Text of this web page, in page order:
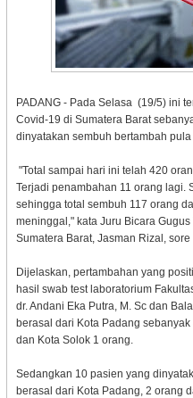
PADANG - Pada Selasa (19/5) ini
Covid-19 di Sumatera Barat
dinyatakan sembuh bertambah
"Total sampai hari ini telah 420
Terjadi penambahan 11 orang lagi.
sehingga total sembuh 117 orang
meninggal," kata Juru Bicara
Sumatera Barat, Jasman Rizal, sore
Dijelaskan, pertambahan yang
hasil swab test laboratorium
dr. Andani Eka Putra, M. Sc dan
berasal dari Kota Padang
dan Kota Solok 1 orang.
Sedangkan 10 pasien yang
berasal dari Kota Padang, 2 orang